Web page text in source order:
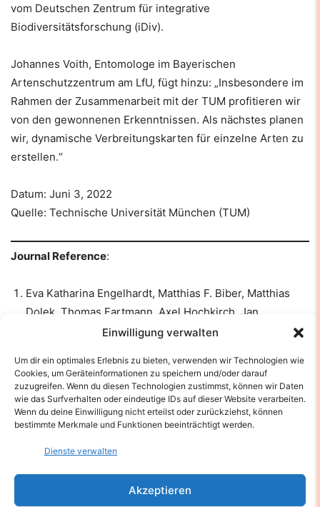
Einwilligung verwalten
Um dir ein optimales Erlebnis zu bieten, verwenden wir Technologien wie
Cookies, um Geräteinformationen zu speichern und/oder darauf
zuzugreifen. Wenn du diesen Technologien zustimmst, können wir Daten
wie das Surfverhalten oder eindeutige IDs auf dieser Website verarbeiten.
Wenn du deine Einwilligung nicht erteilst oder zurückziehst, können
bestimmte Merkmale und Funktionen beeinträchtigt werden.
Dienste verwalten
Akzeptieren
vom Deutschen Zentrum für integrative
Biodiversitätsforschung (iDiv).
Johannes Voith, Entomologe im Bayerischen
Artenschutzzentrum am LfU, fügt hinzu: „Insbesondere im
Rahmen der Zusammenarbeit mit der TUM profitieren wir
von den gewonnenen Erkenntnissen. Als nächstes planen
wir, dynamische Verbreitungskarten für einzelne Arten zu
erstellen.“
Datum: Juni 3, 2022
Quelle: Technische Universität München (TUM)
Journal Reference:
Eva Katharina Engelhardt, Matthias F. Biber, Matthias
Dolek, Thomas Fartmann, Axel Hochkirch, Jan
Leidinger, Franz Löffler, Stefan Pinkert, Dominik
Zeuss, Diana E. Bowler, Christian Hof.Consistent
signals of a warming climate in occupancy changes of
three insect taxa over 40 years in central
Europe.Global Change Biology, 2022;